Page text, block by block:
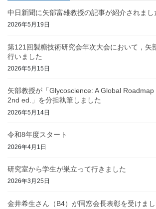
中日新聞に矢部富雄教授の記事が紹介されまし
2026年5月19日
第121回製糖技術研究会年次大会において，矢
行いました
2026年5月15日
矢部教授が「Glycoscience: A Global
2nd ed.」を分担執筆しました
2026年5月14日
令和8年度スタート
2026年4月1日
研究室から学生が巣立って行きました
2026年3月25日
金井希生さん（B4）が同窓会長表彰を受けまし